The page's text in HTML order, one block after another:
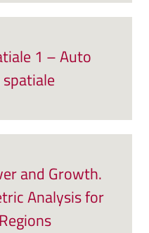
1 – Auto
and Growth.
Analysis for